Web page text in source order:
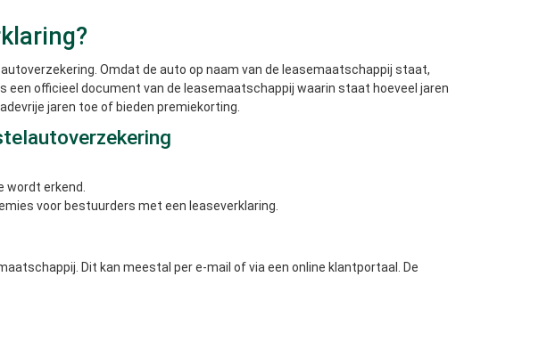
Omdat de auto op naam van de leasemaatschappij staat,
officieel document van de leasemaatschappij waarin staat hoeveel jaren
jaren toe of bieden premiekorting.
wordt erkend.
voor bestuurders met een leaseverklaring.
Dit kan meestal per e-mail of via een online klantportaal. De